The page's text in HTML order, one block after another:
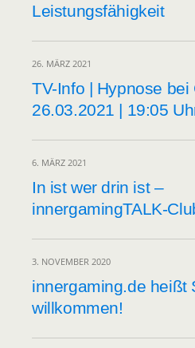
Leistungsfähigkeit
26. MÄRZ 2021
TV-Info | Hypnose bei
26.03.2021 | 19:05
6. MÄRZ 2021
In ist wer drin ist –
innergamingTALK-
3. NOVEMBER 2020
innergaming.de heißt
willkommen!